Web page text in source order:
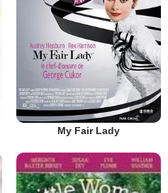
My Fair Lady